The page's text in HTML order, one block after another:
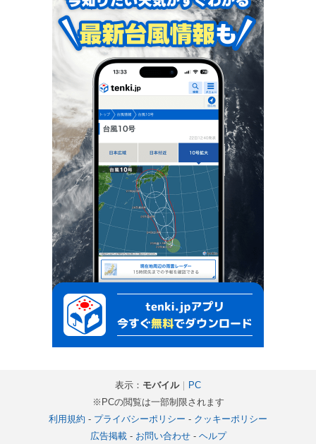
表示： モバイル｜ PC
※PCの閲覧は一部制限されます
利用規約 - プライバシーポリシー - クッキーポリシー
広告掲載- お問い合わせ- ヘルプ